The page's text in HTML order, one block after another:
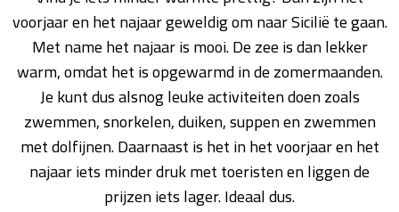
voorjaar en het najaar geweldig om naar Sicilië te gaan.
Met name het najaar is mooi. De zee is dan lekker
warm, omdat het is opgewarmd in de zomermaanden.
Je kunt dus alsnog leuke activiteiten doen zoals
zwemmen, snorkelen, duiken, suppen en zwemmen
met dolfijnen. Daarnaast is het in het voorjaar en het
najaar iets minder druk met toeristen en liggen de
prijzen iets lager. Ideaal dus.